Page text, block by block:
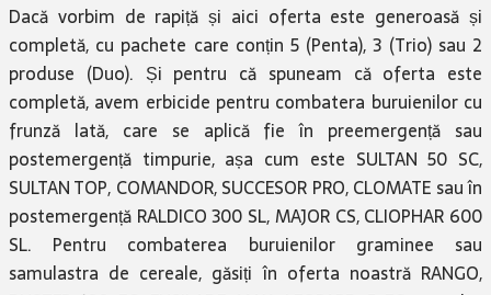
Dacă vorbim de rapiță și aici oferta este generoasă și
completă, cu pachete care conțin 5 (Penta), 3 (Trio) sau 2
produse (Duo). Și pentru că spuneam că oferta este
completă, avem erbicide pentru combatera buruienilor cu
frunză lată, care se aplică fie în preemergență sau
postemergență timpurie, așa cum este SULTAN 50 SC,
SULTAN TOP, COMANDOR, SUCCESOR PRO, CLOMATE sau în
postemergență RALDICO 300 SL, MAJOR CS, CLIOPHAR 600
SL. Pentru combaterea buruienilor graminee sau
samulastra de cereale, găsiți în oferta noastră RANGO,